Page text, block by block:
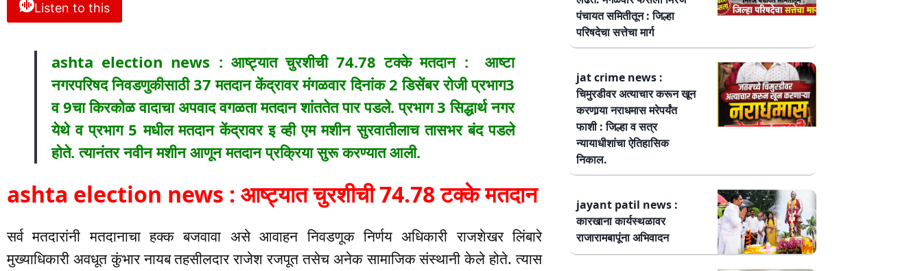
Listen to this
ashta election news : आष्ट्यात चुरशीची 74.78 टक्के मतदान : आष्टा
नगरपरिषद निवडणुकीसाठी 37 मतदान केंद्रावर मंगळवार दिनांक 2 डिसेंबर रोजी प्रभाग3
व 9चा किरकोळ वादाचा अपवाद वगळता मतदान शांततेत पार पडले. प्रभाग 3 सिद्धार्थ नगर
येथे व प्रभाग 5 मधील मतदान केंद्रावर इ व्ही एम मशीन सुरवातीलाच तासभर बंद पडले
होते. त्यानंतर नवीन मशीन आणून मतदान प्रक्रिया सुरू करण्यात आली.
ashta election news : आष्ट्यात चुरशीची 74.78 टक्के मतदान
सर्व मतदारांनी मतदानाचा हक्क बजवावा असे आवाहन निवडणूक निर्णय अधिकारी राजशेखर लिंबारे
मुख्याधिकारी अवधूत कुंभार नायब तहसीलदार राजेश रजपूत तसेच अनेक सामाजिक संस्थानी केले होते. त्यास
पंचायत समितीतून : जिल्हा
परिषदेचा सत्तेचा मार्ग
jat crime news :
चिमुरडीवर अत्याचार करून खून
करणार्‍या नराधमास मरेपर्यंत
फाशी : जिल्हा व सत्र
न्यायाधीशांचा ऐतिहासिक
निकाल.
jayant patil news :
कारखाना कार्यस्थळावर
राजारामबापूंना अभिवादन